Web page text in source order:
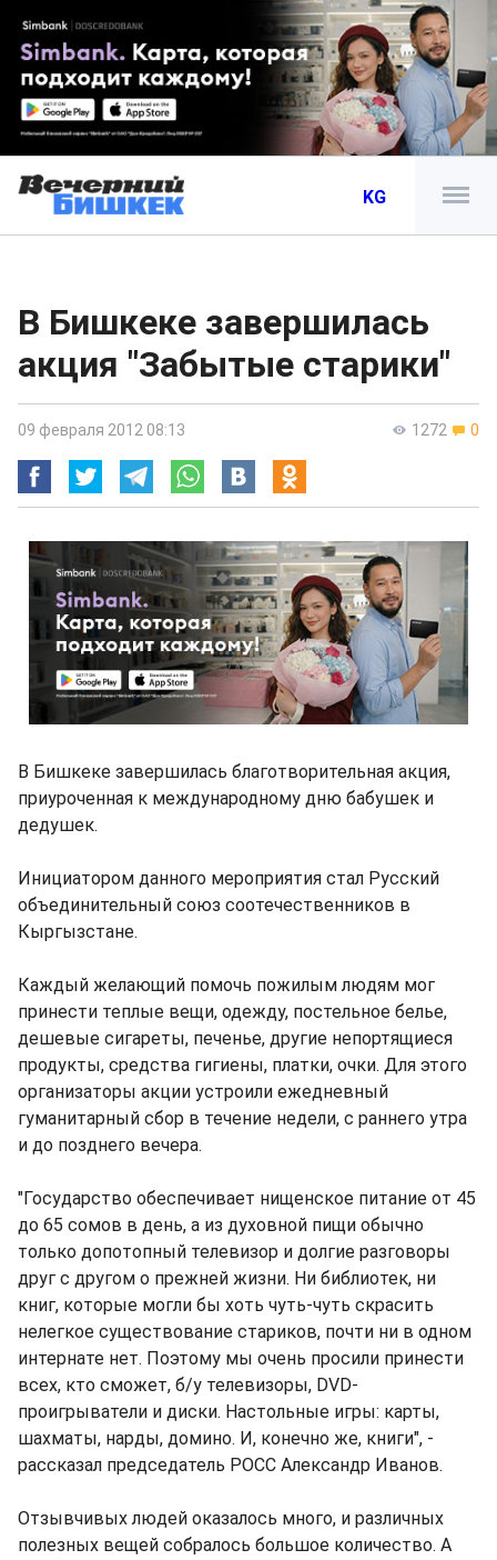
KG
В Бишкеке завершилась
акция "Забытые старики"
1272 0
09 февраля 2012 08:13
В Бишкеке завершилась благотворительная акция,
приуроченная к международному дню бабушек и
дедушек.
Инициатором данного мероприятия стал Русский
объединительный союз соотечественников в
Кыргызстане.
Каждый желающий помочь пожилым людям мог
принести теплые вещи, одежду, постельное белье,
дешевые сигареты, печенье, другие непортящиеся
продукты, средства гигиены, платки, очки. Для этого
организаторы акции устроили ежедневный
гуманитарный сбор в течение недели, с раннего утра
и до позднего вечера.
"Государство обеспечивает нищенское питание от 45
до 65 сомов в день, а из духовной пищи обычно
только допотопный телевизор и долгие разговоры
друг с другом о прежней жизни. Ни библиотек, ни
книг, которые могли бы хоть чуть-чуть скрасить
нелегкое существование стариков, почти ни в одном
интернате нет. Поэтому мы очень просили принести
всех, кто сможет, б/у телевизоры, DVD-
проигрыватели и диски. Настольные игры: карты,
шахматы, нарды, домино. И, конечно же, книги", -
рассказал председатель РОСС Александр Иванов.
Отзывчивых людей оказалось много, и различных
полезных вещей собралось большое количество. А